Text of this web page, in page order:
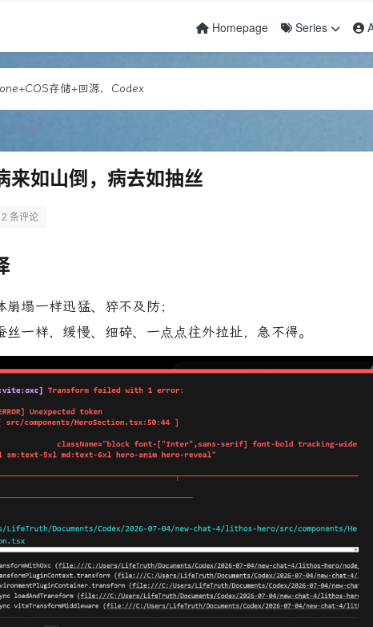
Homepage Series
里云轻量， 图床：Fontawesome
存储+回源，Codex
里云轻量， 图床：Fontawesome
存储+回源，Codex
正文
来如山倒，病去如抽丝
2 条评论
塌一样迅猛、猝不及防；
丝一样，缓慢、细碎、一点点往外拉扯，急不得。